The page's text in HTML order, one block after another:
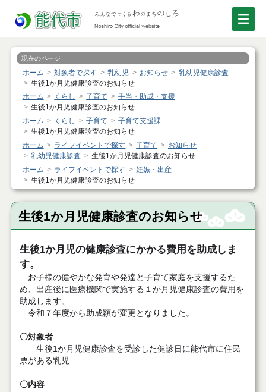
現在のページ
ホーム 対象者で探す 乳幼児 お知らせ
乳幼児健康診査
生後1か月児健康診査のお知らせ
ホーム
くらし 子育て
手当・助成・支援
生後1か月児健康診査のお知らせ
ホーム
くらし 子育て
子育て支援課
生後1か月児健康診査のお知らせ
ホーム
ライフイベントで探す 子育て
お知らせ
乳幼児健康診査
生後1か月児健康診査のお知らせ
ホーム
ライフイベントで探す
妊娠・出産
生後1か月児健康診査のお知らせ
生後1か月児健康診査のお知らせ
生後1か月児の健康診査にかかる費用を助成しま
す。
お子様の健やかな発育や発達と子育て家庭を支援するた
め、出産後に医療機関で実施する１か月児健康診査の費用を
助成します。
令和７年度から助成額が変更となりました。
〇対象者
生後1か月児健康診査を受診した健診日に能代市に住民
票がある乳児
〇内容